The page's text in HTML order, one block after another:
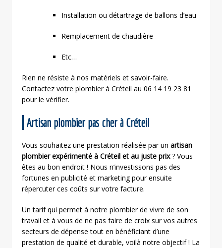
Installation ou détartrage de ballons d’eau
Remplacement de chaudière
Etc…
Rien ne résiste à nos matériels et savoir-faire.
Contactez votre plombier à Créteil au 06 14 19 23 81
pour le vérifier.
Artisan plombier pas cher à Créteil
Vous souhaitez une prestation réalisée par un artisan
plombier expérimenté à Créteil et au juste prix? Vous
êtes au bon endroit ! Nous n’investissons pas des
fortunes en publicité et marketing pour ensuite
répercuter ces coûts sur votre facture.
Un tarif qui permet à notre plombier de vivre de son
travail et à vous de ne pas faire de croix sur vos autres
secteurs de dépense tout en bénéficiant d’une
prestation de qualité et durable, voilà notre objectif ! La